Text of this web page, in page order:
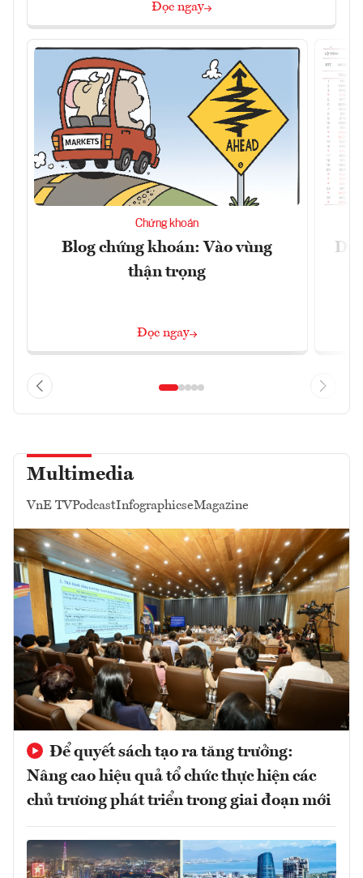
Đọc ngay
Chứng khoán
Blog chứng khoán: Vào vùng
thận trọng
Đọc ngay
Dự
Multimedia
VnE TVPodcastInfographicseMagazine
Để quyết sách tạo ra tăng trưởng:
Nâng cao hiệu quả tổ chức thực hiện các
chủ trương phát triển trong giai đoạn mới